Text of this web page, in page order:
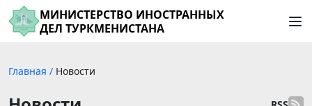
МИНИСТЕРСТВО ИНОСТРАННЫХ
ДЕЛ ТУРКМЕНИСТАНА
Главная / Новости